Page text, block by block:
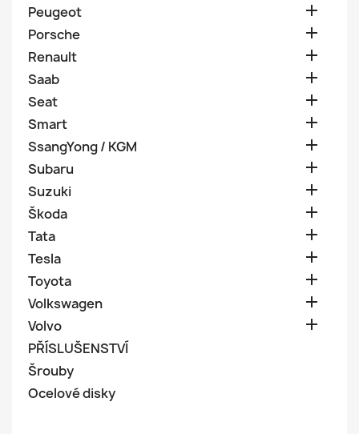
Peugeot 
Porsche 
Renault 
Saab 
Seat 
Smart 
SsangYong / KGM 
Subaru 
Suzuki 
Škoda 
Tata 
Tesla 
Toyota 
Volkswagen 
Volvo 
PŘÍSLUŠENSTVÍ
Šrouby
Ocelové disky